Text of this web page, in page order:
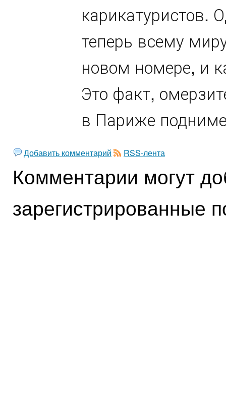
карикатуристов.
теперь всему
новом номере, и
Это факт,
в Париже
Добавить комментарий RSS-лента
Комментарии могут
зарегистрированные